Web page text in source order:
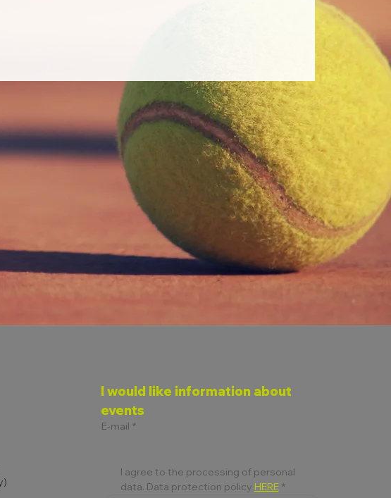
I would like information about
events
E-mail *
I agree to the processing of personal
data. Data protection policy HERE *